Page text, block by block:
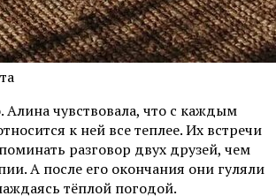
Алина чувствовала, что с каждым
к ней все теплее. Их встречи
разговор двух друзей, чем
А после его окончания они гуляли
тёплой погодой.